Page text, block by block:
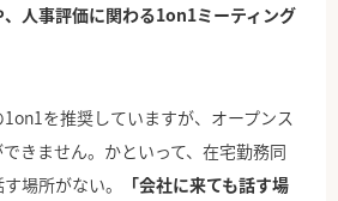
人事評価に関わる1on1ミーティング
を推奨していますが、オープンス
きません。かといって、在宅勤務同
場所がない。
「会社に来ても話す場